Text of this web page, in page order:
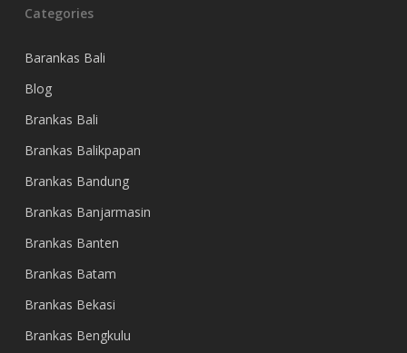
Categories
Barankas Bali
Blog
Brankas Bali
Brankas Balikpapan
Brankas Bandung
Brankas Banjarmasin
Brankas Banten
Brankas Batam
Brankas Bekasi
Brankas Bengkulu